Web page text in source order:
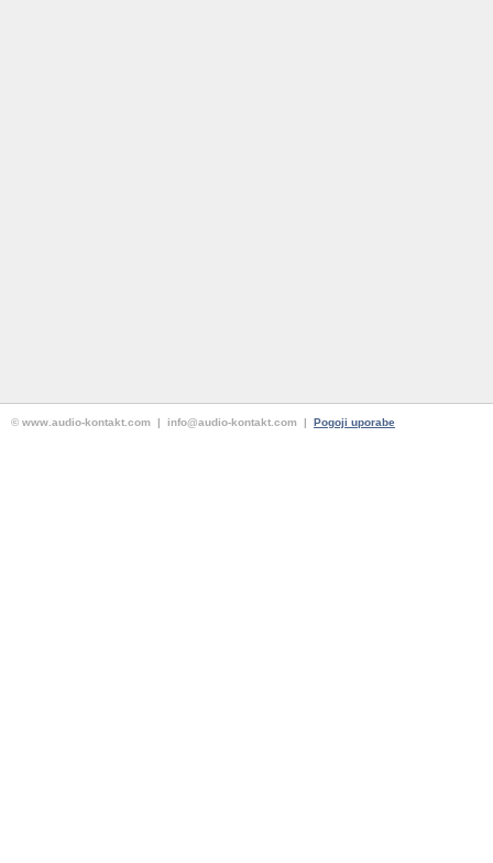
© www.audio-kontakt.com | info@audio-kontakt.com | Pogoji uporabe